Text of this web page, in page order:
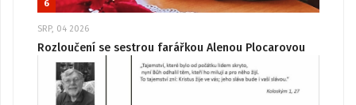
6
SRP, 04 2026
Rozloučení se sestrou farářkou Alenou Plocarovou